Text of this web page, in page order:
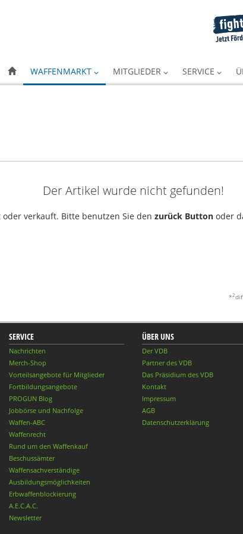
WAFFENMARKT MITGLIEDER SERVICE
Der Artikel wurde nicht gefunden!
verkauft. Bitte benutzen Sie den zurück Button oder
*2
SERVICE
Nachrichten
Merch-Shop
Vorteilsangebote für Mitglieder
Fortbildungsangebote
PROGUN Blog
Jobbörse und Nachfolge
Waffen-ABC
Waffenrecht
Rund um den Waffenkauf
Beschussämter
Waffensachverständige
Ausbildungsmöglichkeiten
Erbwaffenblockierung
A.E.C.A.C.
Newsletter
ÜBER UNS
Der VDB
Partner des VDB
Das Präsidium des VDB
Kontakt
Impressum
AGB
Datenschutzerklärung